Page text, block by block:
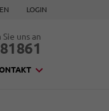
LOGIN
Sie uns an